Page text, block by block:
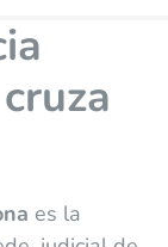
es la